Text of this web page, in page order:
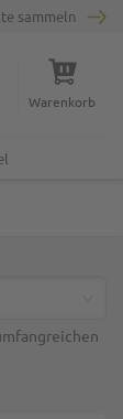
sammeln
Warenkorb